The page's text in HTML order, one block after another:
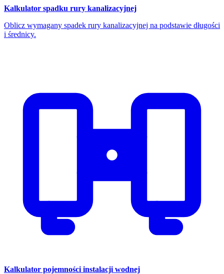
Kalkulator spadku rury kanalizacyjnej
Oblicz wymagany spadek rury kanalizacyjnej na podstawie długości
i średnicy.
Kalkulator pojemności instalacji wodnej